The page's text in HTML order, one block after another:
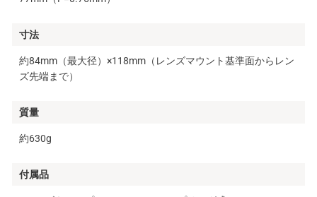
寸法
約84mm（最大径）×118mm（レンズマウント基準面からレン
ズ先端まで）
質量
約630g
付属品